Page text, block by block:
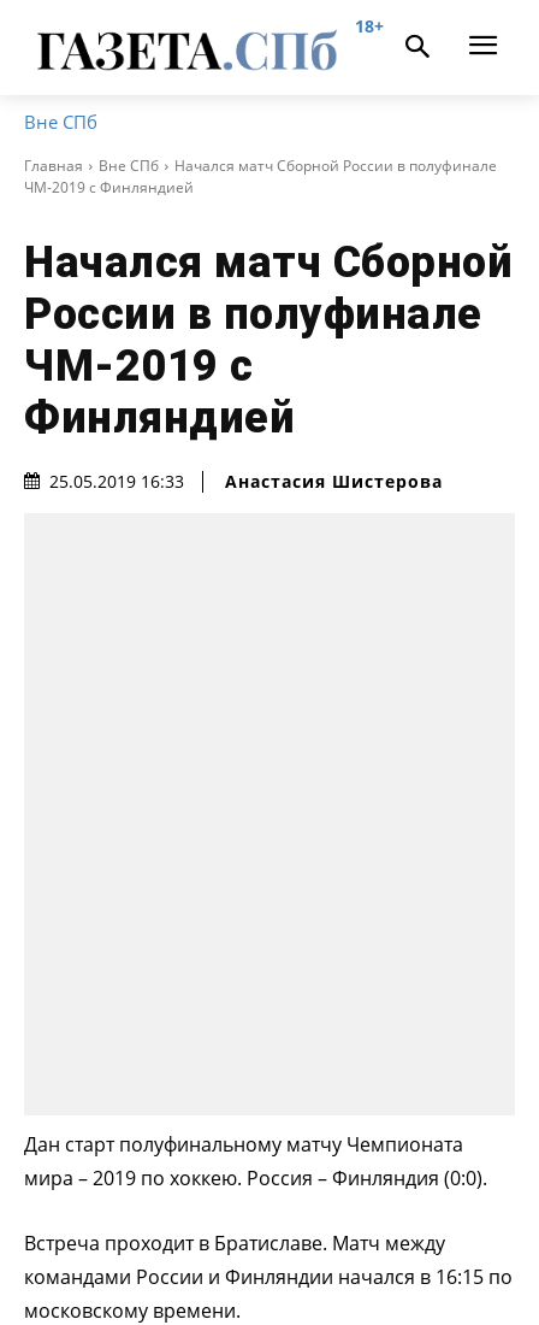
18+
Вне СПб
Главная Вне СПб
Начался матч Сборной России в полуфинале
ЧМ-2019 с Финляндией
Начался матч Сборной
России в полуфинале
ЧМ-2019 с
Финляндией
25.05.2019 16:33 Анастасия Шистерова
Дан старт полуфинальному матчу Чемпионата
мира – 2019 по хоккею. Россия – Финляндия (0:0).
Встреча проходит в Братиславе. Матч между
командами России и Финляндии начался в 16:15 по
московскому времени.